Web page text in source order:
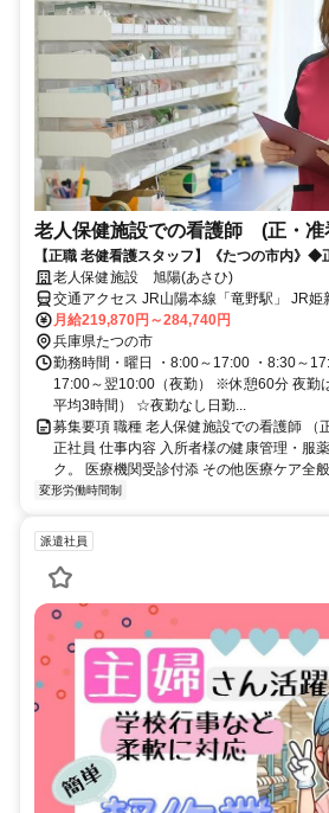
老人保健施設での看護師 (正・准
【正職 老健看護スタッフ】《たつの市内》
与4.2ヶ月◆託児所完備
老人保健施設 旭陽(あさひ)
交通アクセス JR山陽本線「竜野駅」 JR姫
10分
月給219,870円～284,740円
兵庫県たつの市
勤務時間・曜日 ・8:00～17:00 ・8:30～
17:00～翌10:00（夜勤） ※休憩60分 夜勤
平均3時間） ☆夜勤なし日勤...
募集要項 職種 老人保健施設での看護師 （
正社員 仕事内容 入所者様の健康管理・服
ク。 医療機関受診付添 その他医療ケア全
変形労働時間制
派遣社員